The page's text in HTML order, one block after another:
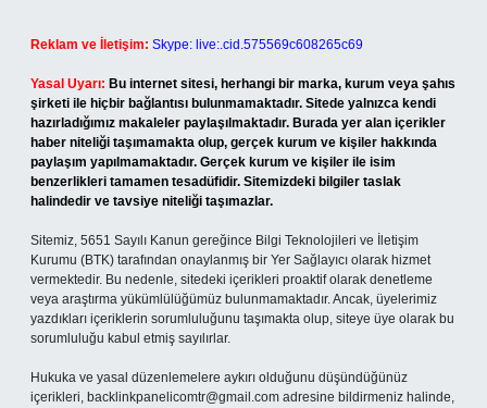
Reklam ve İletişim: Skype: live:.cid.575569c608265c69
Yasal Uyarı: Bu internet sitesi, herhangi bir marka, kurum veya şahıs
şirketi ile hiçbir bağlantısı bulunmamaktadır. Sitede yalnızca kendi
hazırladığımız makaleler paylaşılmaktadır. Burada yer alan içerikler
haber niteliği taşımamakta olup, gerçek kurum ve kişiler hakkında
paylaşım yapılmamaktadır. Gerçek kurum ve kişiler ile isim
benzerlikleri tamamen tesadüfidir. Sitemizdeki bilgiler taslak
halindedir ve tavsiye niteliği taşımazlar.
Sitemiz, 5651 Sayılı Kanun gereğince Bilgi Teknolojileri ve İletişim
Kurumu (BTK) tarafından onaylanmış bir Yer Sağlayıcı olarak hizmet
vermektedir. Bu nedenle, sitedeki içerikleri proaktif olarak denetleme
veya araştırma yükümlülüğümüz bulunmamaktadır. Ancak, üyelerimiz
yazdıkları içeriklerin sorumluluğunu taşımakta olup, siteye üye olarak bu
sorumluluğu kabul etmiş sayılırlar.
Hukuka ve yasal düzenlemelere aykırı olduğunu düşündüğünüz
içerikleri, backlinkpanelicomtr@gmail.com adresine bildirmeniz halinde,